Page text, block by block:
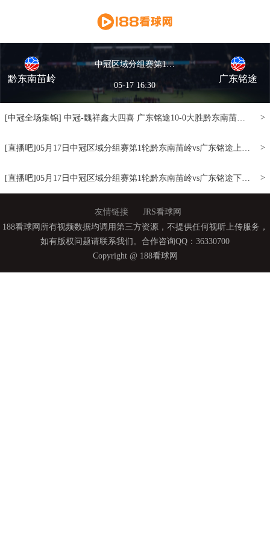
黔东南苗岭
中冠区域分组赛第1轮 黔东南苗岭vs广东铭途 全场录像
05-17 16:30
广东铭途
>
>
>
友情链接
JRS看球网
188看球网所有视频数据均调用第三方资源，不提供任何视听上传服务，
如有版权问题请联系我们。合作咨询QQ：36330700
Copyright @ 188看球网